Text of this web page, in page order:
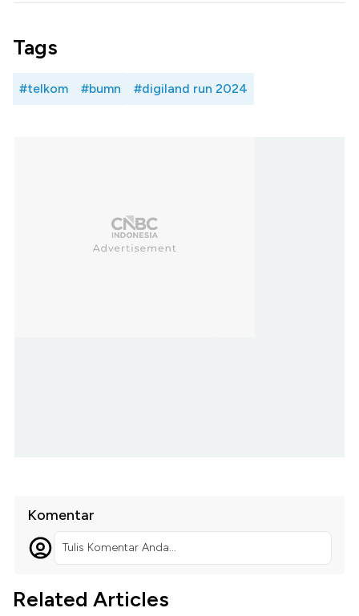
Tags
#telkom #bumn #digiland run 2024
Komentar
Tulis Komentar Anda...
Related Articles